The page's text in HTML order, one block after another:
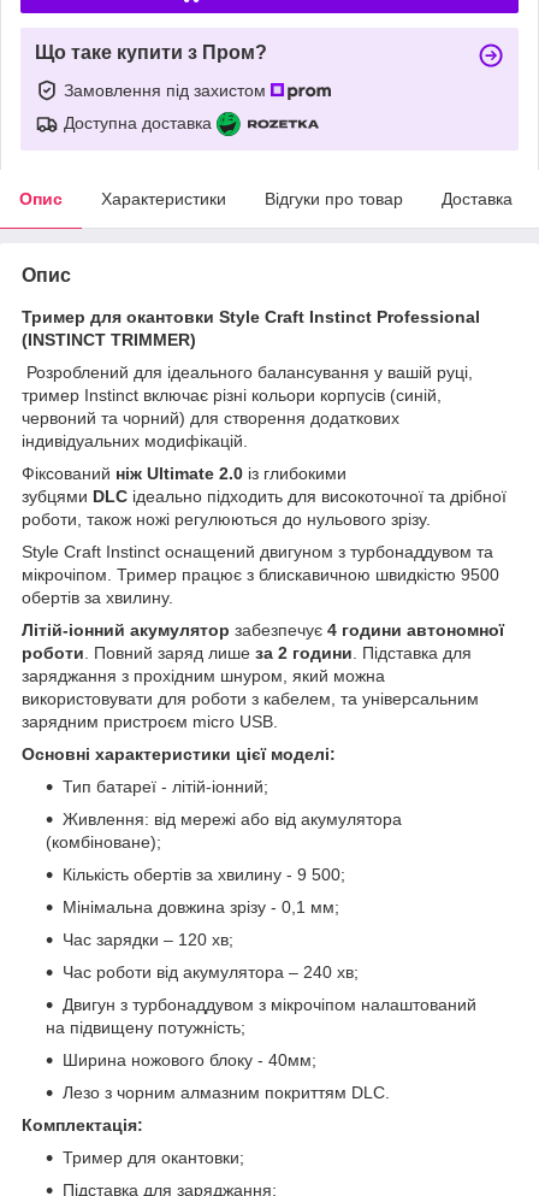
Що таке купити з Пром?
Замовлення під захистом
Доступна доставка
Опис Характеристики Відгуки про товар Доставка
Опис
Тример для окантовки Style Craft Instinct Professional
(INSTINCT TRIMMER)
Розроблений для ідеального балансування у вашій руці,
тример Instinct включає різні кольори корпусів (синій,
червоний та чорний) для створення додаткових
індивідуальних модифікацій.
Фіксований ніж Ultimate 2.0 із глибокими
зубцями DLC ідеально підходить для високоточної та дрібної
роботи, також ножі регулюються до нульового зрізу.
Style Craft Instinct оснащений двигуном з турбонаддувом та
мікрочіпом. Тример працює з блискавичною швидкістю 9500
обертів за хвилину.
Літій-іонний акумулятор забезпечує 4 години автономної
роботи . Повний заряд лише за 2 години . Підставка для
заряджання з прохідним шнуром, який можна
використовувати для роботи з кабелем, та універсальним
зарядним пристроєм micro USB.
Основні характеристики цієї моделі:
Тип батареї - літій-іонний;
Живлення: від мережі або від акумулятора
(комбіноване);
Кількість обертів за хвилину - 9 500;
Мінімальна довжина зрізу - 0,1 мм;
Час зарядки – 120 хв;
Час роботи від акумулятора – 240 хв;
Двигун з турбонаддувом з мікрочіпом налаштований
на підвищену потужність;
Ширина ножового блоку - 40мм;
Лезо з чорним алмазним покриттям DLC.
Комплектація:
Тример для окантовки;
Підставка для заряджання;